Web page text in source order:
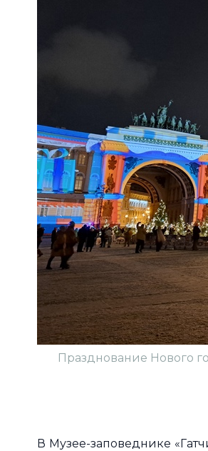
Празднование Нового
В Музее-заповеднике